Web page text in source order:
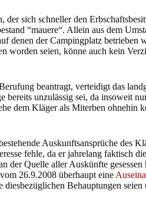
der sich schneller den
“mauere“. Allein aus dem
denen der Campingplatz betrieben
worden seien, könne auch kein
beantragt, verteidigt das
bereits unzulässig sei, da insoweit
dem Kläger als Miterben ohnehin
Auskunftsansprüche des
fehle, da er jahrelang faktisch
der Quelle aller Auskünfte
26.9.2008 überhaupt eine
diesbezüglichen Behauptungen seien